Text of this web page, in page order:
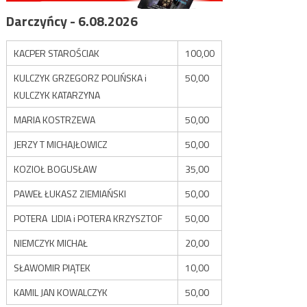
Darczyńcy - 6.08.2026
KACPER STAROŚCIAK
100,00
KULCZYK GRZEGORZ POLIŃSKA i
KULCZYK KATARZYNA
50,00
MARIA KOSTRZEWA
50,00
JERZY T MICHAJŁOWICZ
50,00
KOZIOŁ BOGUSŁAW
35,00
PAWEŁ ŁUKASZ ZIEMIAŃSKI
50,00
POTERA LIDIA i POTERA KRZYSZTOF
50,00
NIEMCZYK MICHAŁ
20,00
SŁAWOMIR PIĄTEK
10,00
KAMIL JAN KOWALCZYK
50,00